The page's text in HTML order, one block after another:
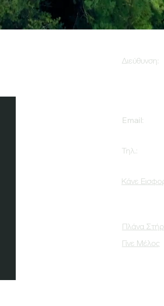
Διεύθυνση:
Email:
Τηλ.:
Κάνε
Πλάνα
Γίνε Μέλος